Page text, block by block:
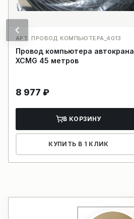
АРТ: ПРОВОД КОМПЬЮТЕРА_4013
Провод компьютера автокрана
XCMG 45 метров
8 977 ₽
В КОРЗИНУ
КУПИТЬ В 1 КЛИК